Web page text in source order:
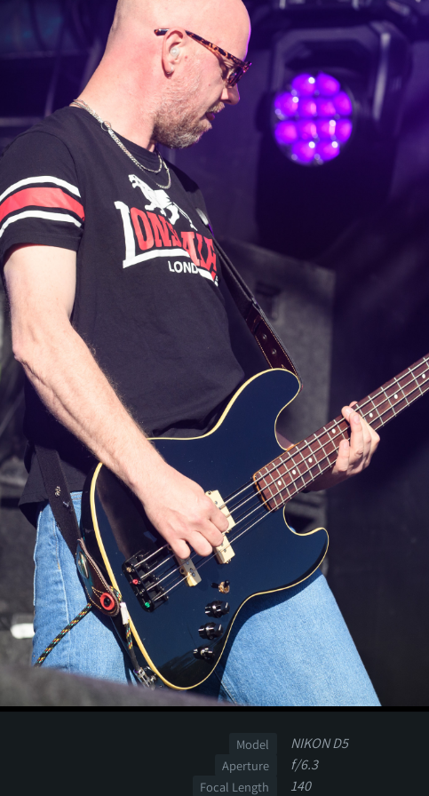
Model NIKON D5
Aperture f/6.3
Focal Length 140